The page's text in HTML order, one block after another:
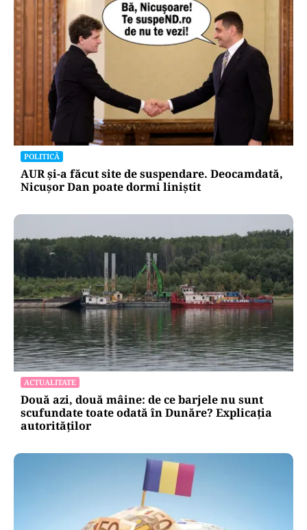
POLITICĂ
AUR și-a făcut site de suspendare. Deocamdată,
Nicușor Dan poate dormi liniștit
ACTUALITATE
Două azi, două mâine: de ce barjele nu sunt
scufundate toate odată în Dunăre? Explicația
autorităților